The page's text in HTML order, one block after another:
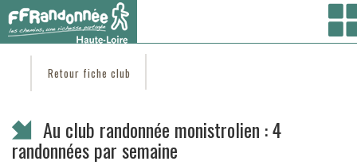
Vous êtes ici :Accueil/ Coté clubs /
CLUB RANDONNÉE MONISTROLIEN
/ Au club randonnée monistrolien : 4 randonnées par semaine
Retour fiche club
Au club randonnée monistrolien : 4
randonnées par semaine